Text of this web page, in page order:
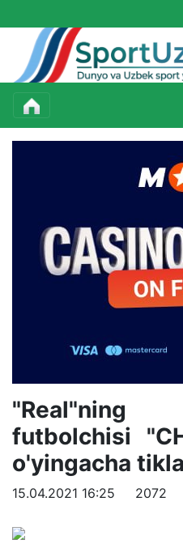
futbolchisi
o'yingacha
15.04.2021 16:25 2072